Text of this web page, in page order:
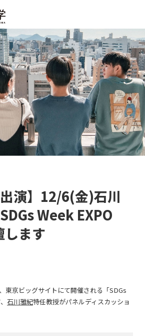
Search
出演】12/6(金)石川
Week EXPO
ます
東京ビッグサイトにて開催される「SDGs
石川雅紀特任教授がパネルディスカッショ